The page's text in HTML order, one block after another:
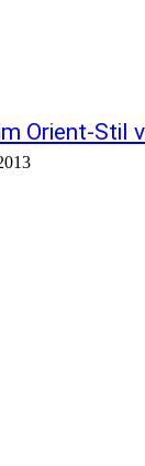
Orient-Stil